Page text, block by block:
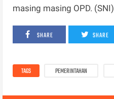
masing masing OPD. (SNI)
SHARE SHARE
TAGS PEMERINTAHAN